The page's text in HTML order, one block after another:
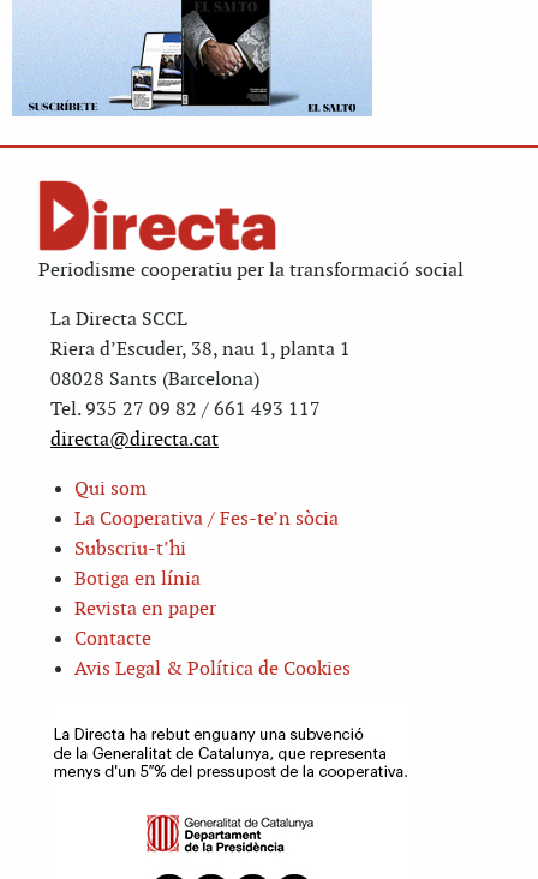
Periodisme cooperatiu per la transformació social
La Directa SCCL
Riera d’Escuder, 38, nau 1, planta 1
08028 Sants (Barcelona)
Tel. 935 27 09 82 / 661 493 117
directa@directa.cat
Qui som
La Cooperativa / Fes-te’n sòcia
Subscriu-t’hi
Botiga en línia
Revista en paper
Contacte
Avis Legal & Política de Cookies